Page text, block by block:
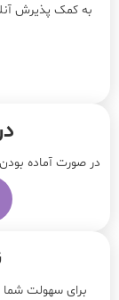
به کمک پذیرش
در صورت آماده
برای سهولت شما